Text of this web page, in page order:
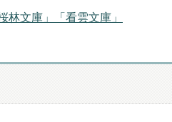
林文庫」「看雲文庫」